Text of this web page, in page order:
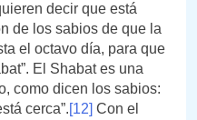
decir que está
de los sabios de que la
el octavo día, para que
El Shabat es una
como dicen los sabios:
cerca”.[12] Con el